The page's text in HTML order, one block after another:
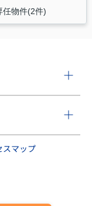
任物件(2件)
スマップ